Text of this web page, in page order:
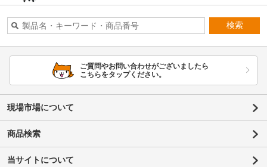
検索
ご質問やお問い合わせがございましたら
こちらをタップください。
現場市場について
商品検索
当サイトについて